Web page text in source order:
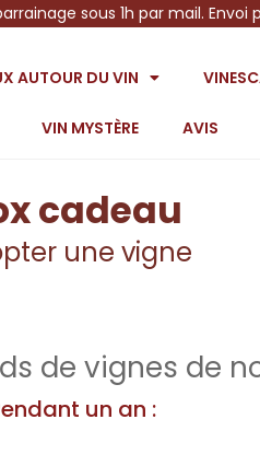
sous 1h par mail. Envoi
AUTOUR DU VIN
VIN MYSTÈRE AVIS
cadeau
une vigne
de vignes de
un an :